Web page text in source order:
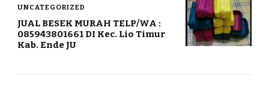
UNCATEGORIZED
JUAL BESEK MURAH TELP/WA :
085943801661 DI Kec. Lio Timur
Kab. Ende JU